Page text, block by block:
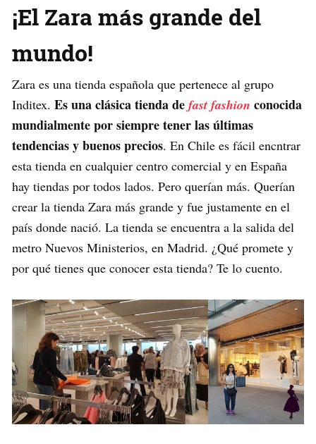
¡El Zara más grande del
mundo!
Zara es una tienda española que pertenece al grupo
Inditex. Es una clásica tienda de fast fashion conocida
mundialmente por siempre tener las últimas
tendencias y buenos precios. En Chile es fácil encntrar
esta tienda en cualquier centro comercial y en España
hay tiendas por todos lados. Pero querían más. Querían
crear la tienda Zara más grande y fue justamente en el
país donde nació. La tienda se encuentra a la salida del
metro Nuevos Ministerios, en Madrid. ¿Qué promete y
por qué tienes que conocer esta tienda? Te lo cuento.